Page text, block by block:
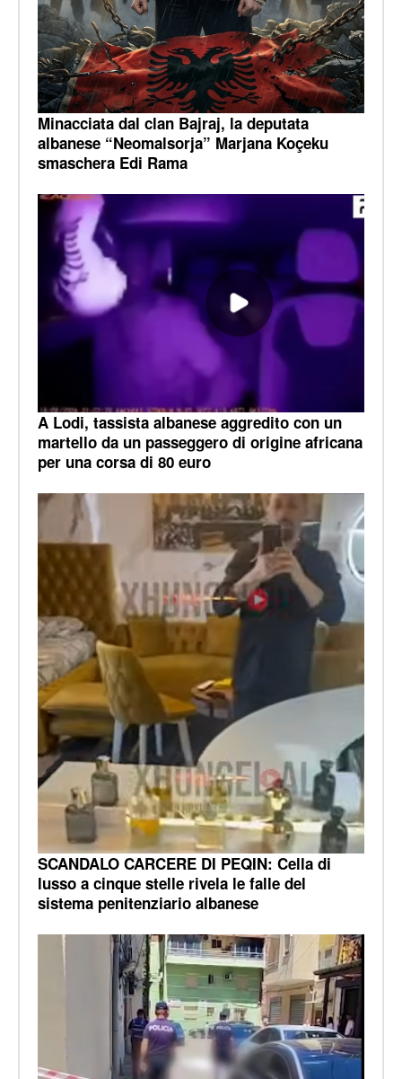
Minacciata dal clan Bajraj, la deputata
albanese “Neomalsorja” Marjana Koçeku
smaschera Edi Rama
A Lodi, tassista albanese aggredito con un
martello da un passeggero di origine africana
per una corsa di 80 euro
SCANDALO CARCERE DI PEQIN: Cella di
lusso a cinque stelle rivela le falle del
sistema penitenziario albanese